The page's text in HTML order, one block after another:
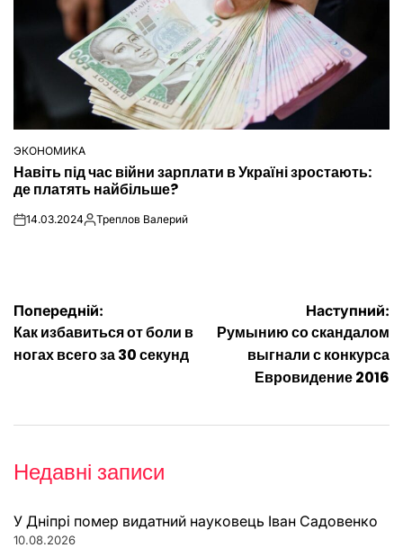
ОПУБЛІКУВАТИ
У
ЭКОНОМИКА
Навіть під час війни зарплати в Україні зростають:
де платять найбільше?
on14.03.2024Опубліковано
Треплов Валерий
Навігація
записів
Попередній:
Как избавиться от боли в
ногах всего за 30 секунд
Наступний:
Румынию со скандалом
выгнали с конкурса
Евровидение 2016
Недавні записи
У Дніпрі помер видатний науковець Іван Садовенко
10.08.2026